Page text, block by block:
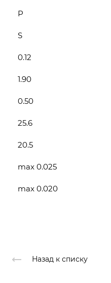
P
S
0.12
1.90
0.50
25.6
20.5
max 0.025
max 0.020
Назад к списку